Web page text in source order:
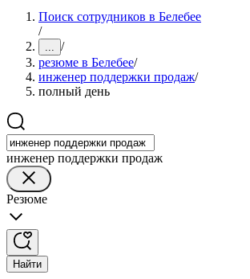
Поиск сотрудников в Белебее
/
... /
резюме в Белебее/
инженер поддержки продаж/
полный день
инженер поддержки продаж
Резюме
Найти